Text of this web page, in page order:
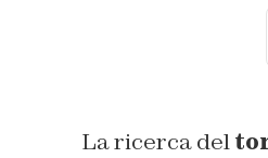
La ricerca del